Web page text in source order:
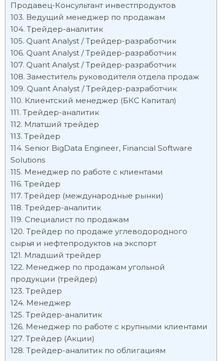
Продавец-Консультант инвестпродуктов
Ведущий менеджер по продажам
Трейдер-аналитик
Quant Analyst / Трейдер-разработчик
Quant Analyst / Трейдер-разработчик
Quant Analyst / Трейдер-разработчик
Заместитель руководителя отдела продаж
Quant Analyst / Трейдер-разработчик
Клиентский менеджер (БКС Капитал)
Трейдер-аналитик
Млатший трейдер
Трейдер
Senior BigData Engineer, Financial Software
Solutions
Менеджер по работе с клиентами
Трейдер
Трейдер (международные рынки)
Трейдер-аналитик
Специалист по продажам
Трейдер по продаже углеводородного
сырья и нефтепродуктов на экспорт
Младший трейдер
Менеджер по продажам угольной
продукции (трейдер)
Трейдер
Менеджер
Трейдер-аналитик
Менеджер по работе с крупными клиентами
Трейдер (Акции)
Трейдер-аналитик по облигациям